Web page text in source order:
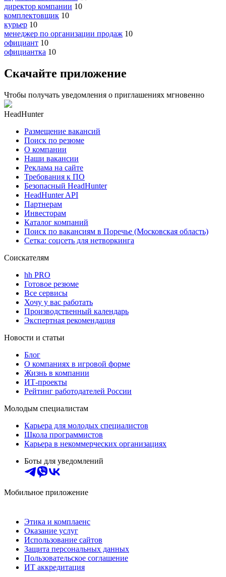
директор компании 10
комплектовщик 10
курьер 10
менеджер по организации продаж 10
официант 10
официантка 10
Скачайте приложение
Чтобы получать уведомления о приглашениях мгновенно
HeadHunter
Размещение вакансий
Поиск по резюме
О компании
Наши вакансии
Реклама на сайте
Требования к ПО
Безопасный HeadHunter
HeadHunter API
Партнерам
Инвесторам
Каталог компаний
Поиск по вакансиям в Поречье (Московская область)
Сетка: соцсеть для нетворкинга
Соискателям
hh PRO
Готовое резюме
Все сервисы
Хочу у вас работать
Производственный календарь
Экспертная рекомендация
Новости и статьи
Блог
О компаниях в игровой форме
Жизнь в компании
ИТ-проекты
Рейтинг работодателей России
Молодым специалистам
Карьера для молодых специалистов
Школа программистов
Карьера в некоммерческих организациях
Боты для уведомлений
Мобильное приложение
Этика и комплаенс
Оказание услуг
Использование сайтов
Защита персональных данных
Пользовательское соглашение
ИТ аккредитация